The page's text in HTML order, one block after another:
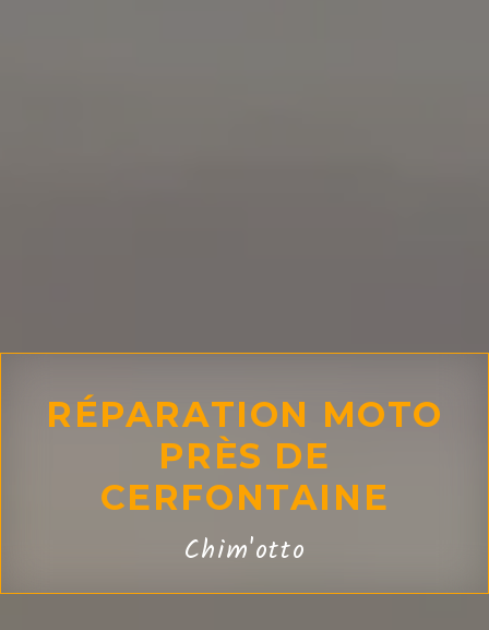
RÉPARATION MOTO
PRÈS DE
CERFONTAINE
Chim'otto